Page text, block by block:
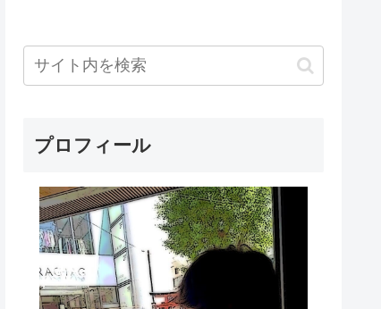
プロフィール